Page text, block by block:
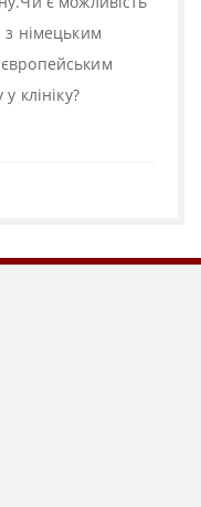
з німецьким
клініку?